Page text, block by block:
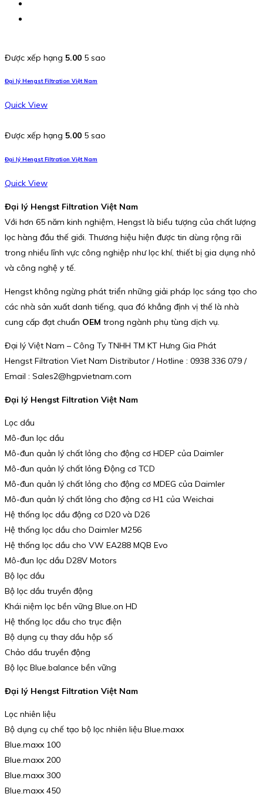
Được xếp hạng 5.00 5 sao
Đại lý Hengst Filtration Việt Nam
Quick View
Được xếp hạng 5.00 5 sao
Đại lý Hengst Filtration Việt Nam
Quick View
Đại lý Hengst Filtration Việt Nam
Với hơn 65 năm kinh nghiệm, Hengst là biểu tượng của chất lượng
lọc hàng đầu thế giới. Thương hiệu hiện được tin dùng rộng rãi
trong nhiều lĩnh vực công nghiệp như lọc khí, thiết bị gia dụng nhỏ
và công nghệ y tế.
Hengst không ngừng phát triển những giải pháp lọc sáng tạo cho
các nhà sản xuất danh tiếng, qua đó khẳng định vị thế là nhà
cung cấp đạt chuẩn OEM trong ngành phụ tùng dịch vụ.
Đại lý Việt Nam – Công Ty TNHH TM KT Hưng Gia Phát
Hengst Filtration Viet Nam Distributor / Hotline : 0938 336 079 /
Email : Sales2@hgpvietnam.com
Đại lý Hengst Filtration Việt Nam
Lọc dầu
Mô-đun lọc dầu
Mô-đun quản lý chất lỏng cho động cơ HDEP của Daimler
Mô-đun quản lý chất lỏng Động cơ TCD
Mô-đun quản lý chất lỏng cho động cơ MDEG của Daimler
Mô-đun quản lý chất lỏng cho động cơ H1 của Weichai
Hệ thống lọc dầu động cơ D20 và D26
Hệ thống lọc dầu cho Daimler M256
Hệ thống lọc dầu cho VW EA288 MQB Evo
Mô-đun lọc dầu D28V Motors
Bộ lọc dầu
Bộ lọc dầu truyền động
Khái niệm lọc bền vững Blue.on HD
Hệ thống lọc dầu cho trục điện
Bộ dụng cụ thay dầu hộp số
Chảo dầu truyền động
Bộ lọc Blue.balance bền vững
Đại lý Hengst Filtration Việt Nam
Lọc nhiên liệu
Bộ dụng cụ chế tạo bộ lọc nhiên liệu Blue.maxx
Blue.maxx 100
Blue.maxx 200
Blue.maxx 300
Blue.maxx 450